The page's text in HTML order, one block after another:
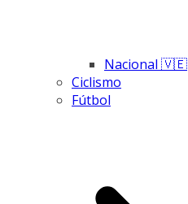
Nacional 🇻🇪
Ciclismo
Fútbol